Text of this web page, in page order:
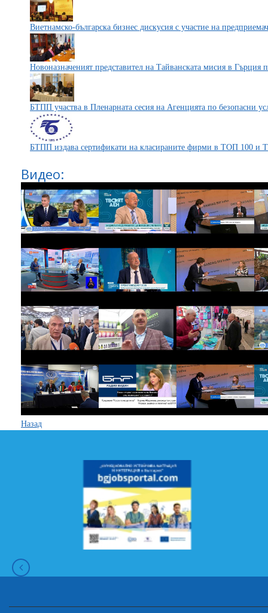
Виетнамско-българска бизнес дискусия с участие на
Новоназначеният представител на Тайванската мисия в Гърция
БТПП участва в Пленарната сесия на Агенцията по безопасни
БТПП издава сертификати на класираните фирми в ТОП 100 и
Видео:
Назад